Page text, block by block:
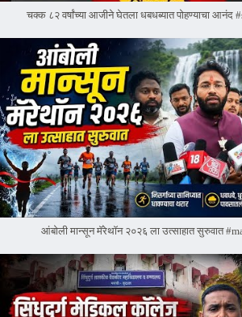
चक्क ८२ वर्षांच्या आजीने घेतला धबधब्यात पोहण्याचा आनंद
आंबोली मान्सून मॅरेथॉन २०२६ ला उत्साहात सुरुवात